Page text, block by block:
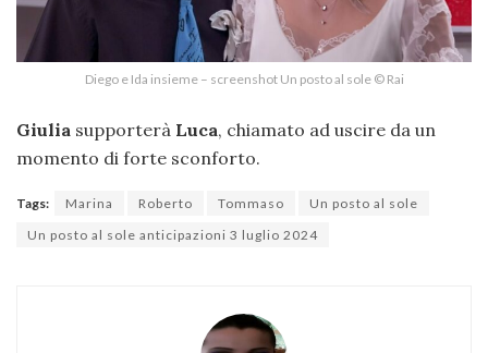
Diego e Ida insieme – screenshot Un posto al sole © Rai
Giulia supporterà Luca, chiamato ad uscire da un
momento di forte sconforto.
Tags: Marina Roberto Tommaso
Un posto al sole
Un posto al sole anticipazioni 3 luglio 2024